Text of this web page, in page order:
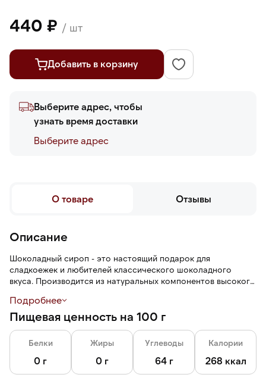
440 ₽ / шт
Добавить в корзину
Выберите адрес, чтобы
узнать время доставки
Выберите адреc
О товаре Отзывы
Описание
Шоколадный сироп - это настоящий подарок для
сладкоежек и любителей классического шоколадного
вкуса. Производится из натуральных компонентов высокого
густотой. Такой сироп прекрасно дополняет любые
десерты, напитки и закуски,
Подробнее
Пищевая ценность на 100 г
Белки
0 г
Жиры
0 г
Углеводы
64 г
Калории
268 ккал